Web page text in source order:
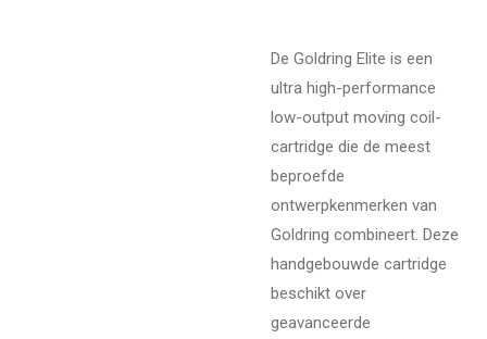
De Goldring Elite is een
ultra high-performance
low-output moving coil-
cartridge die de meest
beproefde
ontwerpkenmerken van
Goldring combineert. Deze
handgebouwde cartridge
beschikt over
geavanceerde